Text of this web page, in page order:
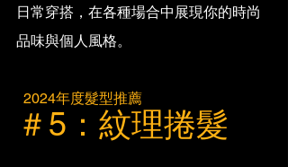
日常穿搭，在各種場合中展現你的時尚
品味與個人風格。
  2024年度髮型推薦
＃5：紋理捲髮